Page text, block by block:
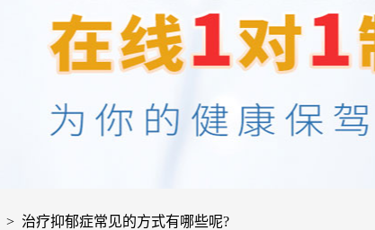
> 治疗抑郁症常见的方式有哪些呢?